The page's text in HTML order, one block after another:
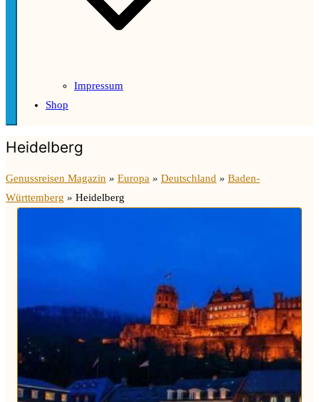
Impressum
Shop
Heidelberg
Genussreisen Magazin » Europa » Deutschland » Baden-
Württemberg » Heidelberg